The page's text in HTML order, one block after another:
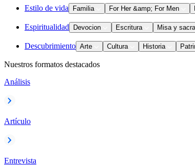
Estilo de vida Familia For Her &amp; For Men
Espiritualidad Devocion Escritura Misa y
Descubrimiento Arte Cultura Historia
Nuestros formatos destacados
Análisis
Artículo
Entrevista